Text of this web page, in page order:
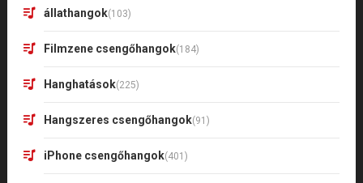
állathangok(103)
Filmzene csengőhangok(184)
Hanghatások(225)
Hangszeres csengőhangok(91)
iPhone csengőhangok(401)